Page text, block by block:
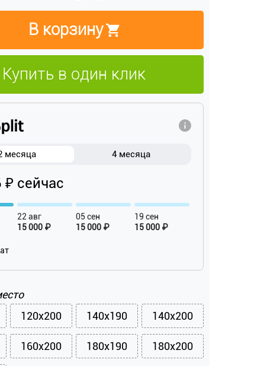
В корзину
Купить в один клик
месяца 4 месяца
₽ сейчас
22 авг
15 000 ₽
05 сен
15 000 ₽
19 сен
15 000 ₽
120x200 140x190 140x200
160x200 180x190 180x200